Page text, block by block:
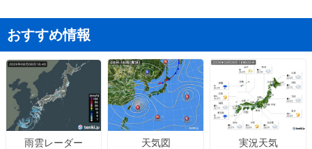
おすすめ情報
雨雲レーダー 天気図 実況天気